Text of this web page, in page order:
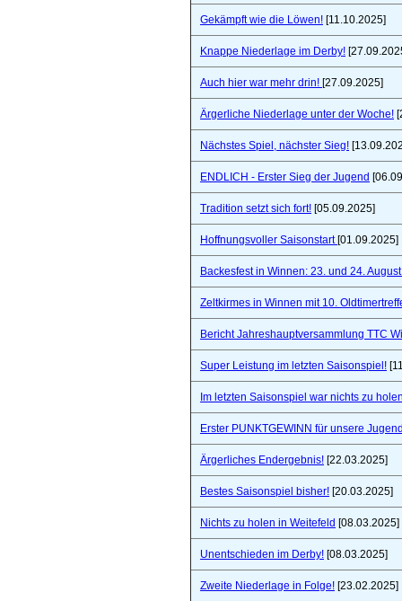
Gekämpft wie die Löwen! [11.10.2025]
Knappe Niederlage im Derby!
Auch hier war mehr drin! [27.09.2025]
Ärgerliche Niederlage unter der Woche!
Nächstes Spiel, nächster Sieg!
ENDLICH - Erster Sieg der Jugend
Tradition setzt sich fort! [05.09.2025]
Hoffnungsvoller Saisonstart [01.09.2025]
Backesfest in Winnen: 23. und 24.
Zeltkirmes in Winnen mit 10.
Bericht Jahreshauptversammlung TTC
Super Leistung im letzten Saisonspiel!
Im letzten Saisonspiel war nichts zu
Erster PUNKTGEWINN für unsere
Ärgerliches Endergebnis! [22.03.2025]
Bestes Saisonspiel bisher! [20.03.2025]
Nichts zu holen in Weitefeld [08.03.2025]
Unentschieden im Derby! [08.03.2025]
Zweite Niederlage in Folge! [23.02.2025]